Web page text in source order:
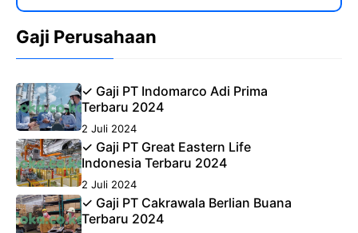
Gaji Perusahaan
✓ Gaji PT Indomarco Adi Prima
Terbaru 2024
2 Juli 2024
✓ Gaji PT Great Eastern Life
Indonesia Terbaru 2024
2 Juli 2024
✓ Gaji PT Cakrawala Berlian Buana
Terbaru 2024